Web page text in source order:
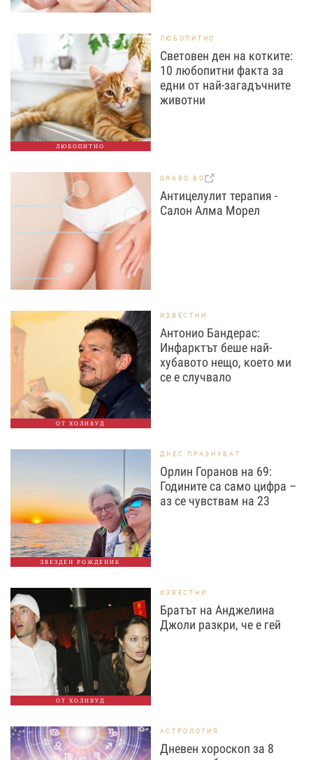
ЛЮБОПИТНО
ЛЮБОПИТНО
Световен ден на котките:
10 любопитни факта за
едни от най-загадъчните
животни
GRABO.BG
Антицелулит терапия -
Салон Алма Морел
ОТ ХОЛИВУД
ИЗВЕСТНИ
Антонио Бандерас:
Инфарктът беше най-
хубавото нещо, което ми
се е случвало
ЗВЕЗДЕН РОЖДЕНИК
ДНЕС ПРАЗНУВАТ
Орлин Горанов на 69:
Годините са само цифра –
аз се чувствам на 23
ОТ ХОЛИВУД
ИЗВЕСТНИ
Братът на Анджелина
Джоли разкри, че е гей
АСТРОЛОГИЯ
Дневен хороскоп за 8